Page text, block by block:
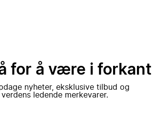
for å være i forkant
nyheter, eksklusive tilbud og
ledende merkevarer.